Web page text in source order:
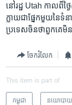
នៅ​រដ្ឋ Utah កាលពី​
ក្លាយជា​ផ្នែក​មួយ​នៃ​
ប្រទេស​ចិន​ថា​ពួកគេ​មិ
ចែករំលែក
This item is part of
កម្ពុជា នយោបាយ